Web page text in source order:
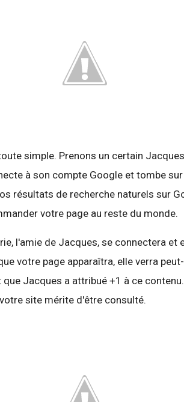
simple. Prenons un certain
à son compte Google et tombe sur
résultats de recherche naturels sur
votre page au reste du monde.
l'amie de Jacques, se connectera et
votre page apparaîtra, elle verra
Jacques a attribué +1 à ce
site mérite d'être consulté.